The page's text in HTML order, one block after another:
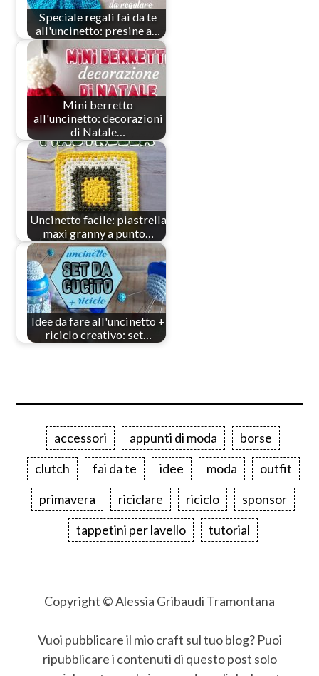
Speciale regali fai da te
all'uncinetto: presine a…
Mini berretto
all'uncinetto: decorazioni
di Natale…
Uncinetto facile: piastrella
maxi granny a punto…
Idee da fare all'uncinetto +
riciclo creativo: set…
accessori appunti di moda
borse
clutch
fai da te idee moda
outfit
primavera
riciclare riciclo
sponsor
tappetini per lavello
tutorial
Copyright © Alessia Gribaudi Tramontana
Vuoi pubblicare il mio craft sul tuo blog? Puoi
ripubblicare i contenuti di questo post solo